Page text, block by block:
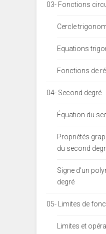
03- Fonctions
Cercle
Equations
Fonctions de
04- Second degré
Équation du
Propriétés
du second
Signe d'un
degré
05- Limites de
Limites et